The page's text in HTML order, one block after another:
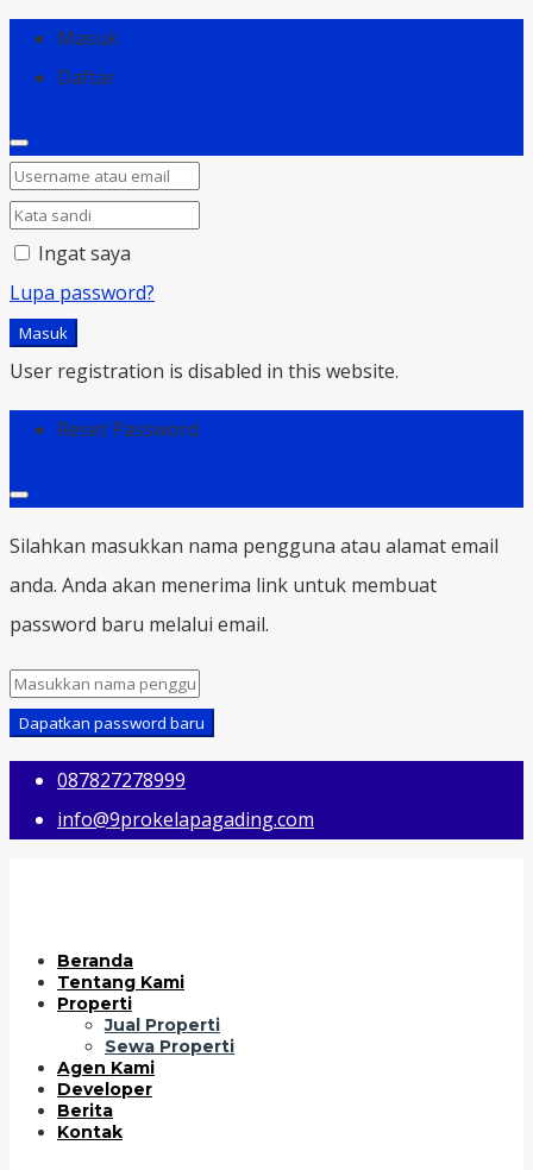
Masuk
Daftar
Ingat saya
Lupa password?
Masuk
User registration is disabled in this website.
Reset Password
Silahkan masukkan nama pengguna atau alamat email
anda. Anda akan menerima link untuk membuat
password baru melalui email.
Dapatkan password baru
087827278999
info@9prokelapagading.com
Beranda
Tentang Kami
Properti
Jual Properti
Sewa Properti
Agen Kami
Developer
Berita
Kontak